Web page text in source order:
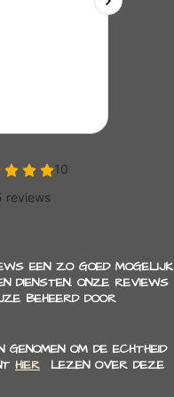
EEN ZO GOED MOGELIJK
DIENSTEN. ONZE REVIEWS
BEHEERD DOOR
OM DE ECHTHEID
HIER LEZEN OVER DEZE